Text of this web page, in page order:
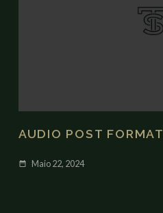
AUDIO POST FORMAT
date_range Maio 22, 2024